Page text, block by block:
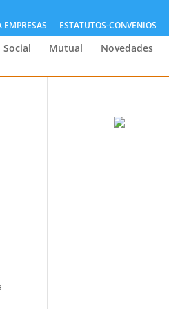
EMPRESAS ESTATUTOS-CONVENIOS
Social Mutual Novedades